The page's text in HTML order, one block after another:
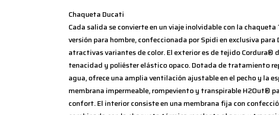
Chaqueta Ducati
Cada salida se convierte en un viaje inolvidable con la chaqueta
versión para hombre, confeccionada por Spidi en exclusiva para
atractivas variantes de color. El exterior es de tejido Cordura®
tenacidad y poliéster elástico opaco. Dotada de tratamiento
agua, ofrece una amplia ventilación ajustable en el pecho y la
membrana impermeable, rompeviento y transpirable H2Out®
confort. El interior consiste en una membrana fija con